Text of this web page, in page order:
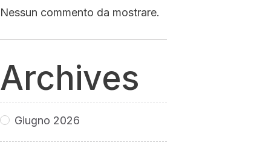
Nessun commento da mostrare.
Archives
Giugno 2026